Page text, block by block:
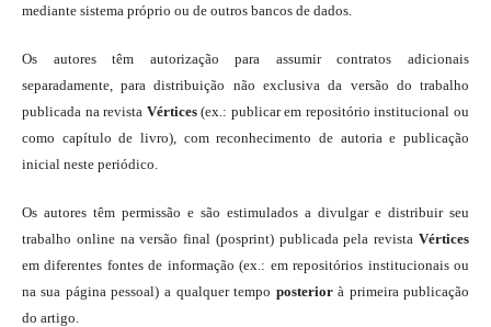
mediante sistema próprio ou de outros bancos de dados.
Os autores têm autorização para assumir contratos adicionais
separadamente, para distribuição não exclusiva da versão do trabalho
publicada na revista Vértices(ex.: publicar em repositório institucional ou
como capítulo de livro), com reconhecimento de autoria e publicação
inicial neste periódico.
Os autores têm permissão e são estimulados a divulgar e distribuir seu
trabalho online na versão final (posprint) publicada pela revistaVértices
em diferentes fontes de informação (ex.: em repositórios institucionais ou
na sua página pessoal) a qualquer tempo posteriorà primeira publicação
do artigo.